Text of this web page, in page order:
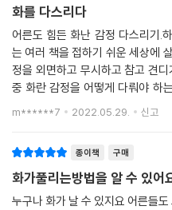
이가 다양하고 효과적인 화 풀기 방
수 있는 풍부한 능력을 지니는 거예
책장을 한 장 한 장 넘기면 주인공
장을 펼치면 불처럼 화가 난 아이
이가 맞나 싶을 정도로 화가 잔뜩
고 용이 되어 불을 내뿜기도 해요.
쾅 달리기도 하지요. 화를 푸는 방
화를 다스리다
어른도 힘든 화난 감정 다스리기.
는 여러 책을 접하기 쉬운 세상에
정을 외면하고 무시하고 참고 견디기만 한다면 병이 생기게 될
중 화란 감정을 어떻게 다뤄야 하
구입하게 되었고, 제목만 봐도 화
m******7 2022.05.29. 신고
종이책 구매
화가풀리는방법을 알 수 있어
누구나 화가 날 수 있지요 어른들도 그렇지만 아이들도 마